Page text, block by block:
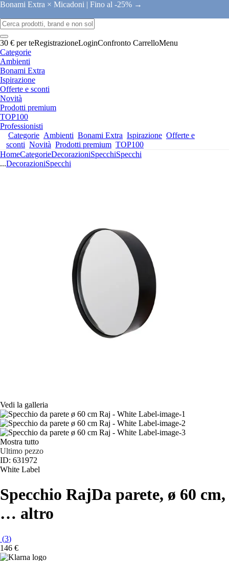
Bonami Extra × Micadoni | Fino al -25% →
30 € per teRegistrazioneLoginConfronto CarrelloMenu
Categorie
Ambienti
Bonami Extra
Ispirazione
Offerte e sconti
Novità
Prodotti premium
TOP100
Professionisti
Categorie Ambienti Bonami Extra Ispirazione Offerte e
sconti Novità Prodotti premium TOP100
HomeCategorieDecorazioniSpecchiSpecchi
...DecorazioniSpecchi
Vedi la galleria
Mostra tutto
Ultimo pezzo
ID: 631972
White Label
Specchio RajDa parete, ø 60 cm,
… altro
(3)
146 €